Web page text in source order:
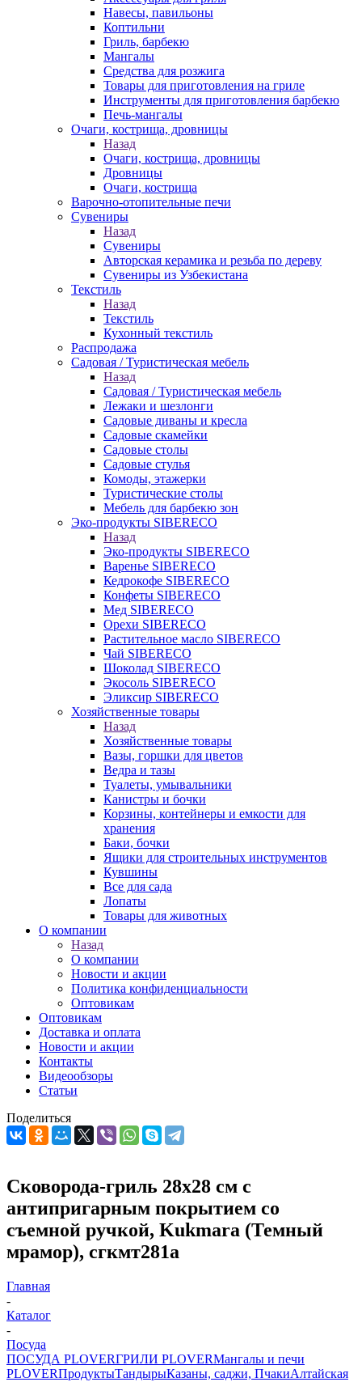
Навесы, павильоны
Коптильни
Гриль, барбекю
Мангалы
Средства для розжига
Товары для приготовления на гриле
Инструменты для приготовления барбекю
Печь-мангалы
Очаги, кострища, дровницы
Назад
Очаги, кострища, дровницы
Дровницы
Очаги, кострища
Варочно-отопительные печи
Сувениры
Назад
Сувениры
Авторская керамика и резьба по дереву
Сувениры из Узбекистана
Текстиль
Назад
Текстиль
Кухонный текстиль
Распродажа
Садовая / Туристическая мебель
Назад
Садовая / Туристическая мебель
Лежаки и шезлонги
Садовые диваны и кресла
Садовые скамейки
Садовые столы
Садовые стулья
Комоды, этажерки
Туристические столы
Мебель для барбекю зон
Эко-продукты SIBERECO
Назад
Эко-продукты SIBERECO
Варенье SIBERECO
Кедрокофе SIBERECO
Конфеты SIBERECO
Мед SIBERECO
Орехи SIBERECO
Растительное масло SIBERECO
Чай SIBERECO
Шоколад SIBERECO
Экосоль SIBERECO
Эликсир SIBERECO
Хозяйственные товары
Назад
Хозяйственные товары
Вазы, горшки для цветов
Ведра и тазы
Туалеты, умывальники
Канистры и бочки
Корзины, контейнеры и емкости для
хранения
Баки, бочки
Ящики для строительных инструментов
Кувшины
Все для сада
Лопаты
Товары для животных
О компании
Назад
О компании
Новости и акции
Политика конфиденциальности
Оптовикам
Оптовикам
Доставка и оплата
Новости и акции
Контакты
Видеообзоры
Статьи
Поделиться
Сковорода-гриль 28х28 см с
антипригарным покрытием со
съемной ручкой, Kukmara (Темный
мрамор), сгкмт281а
Главная
-
Каталог
-
Посуда
ПОСУДА PLOVERГРИЛИ PLOVERМангалы и печи
PLOVERПродуктыТандырыКазаны, саджи, ПчакиАлтайская